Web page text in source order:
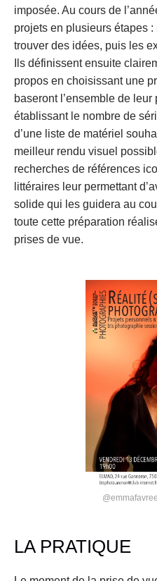
imposée. Au cours de
projets en plusieurs étapes :
trouver des idées, puis les
Ils définissent ensuite
propos en choisissant une
baseront l’ensemble de
établissant le nombre de
d’une liste de matériel
meilleur rendu visuel
recherches de références
littéraires leur permettant
solide qui les guidera au
toute cette préparation
prises de vue.
LA PRATIQUE